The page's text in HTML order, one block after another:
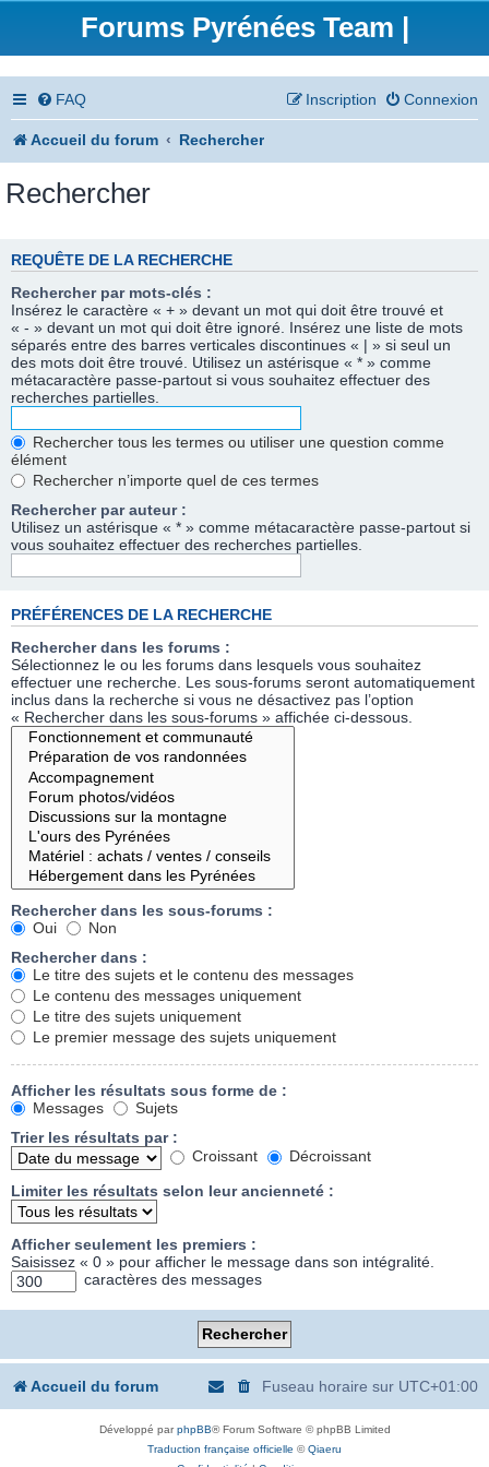
Forums Pyrénées Team |
FAQ Connexion
Inscription
Accueil du forum Rechercher
Rechercher
REQUÊTE DE LA RECHERCHE
Rechercher par mots-clés :
Insérez le caractère « + » devant un mot qui doit être trouvé et
« - » devant un mot qui doit être ignoré. Insérez une liste de mots
séparés entre des barres verticales discontinues « | » si seul un
des mots doit être trouvé. Utilisez un astérisque « * » comme
métacaractère passe-partout si vous souhaitez effectuer des
recherches partielles.
Rechercher tous les termes ou utiliser une question comme
élément
Rechercher n’importe quel de ces termes
Rechercher par auteur :
Utilisez un astérisque « * » comme métacaractère passe-partout si
vous souhaitez effectuer des recherches partielles.
PRÉFÉRENCES DE LA RECHERCHE
Rechercher dans les forums :
Sélectionnez le ou les forums dans lesquels vous souhaitez
effectuer une recherche. Les sous-forums seront automatiquement
inclus dans la recherche si vous ne désactivez pas l’option
« Rechercher dans les sous-forums » affichée ci-dessous.
Rechercher dans les sous-forums :
Oui
Non
Rechercher dans :
Le titre des sujets et le contenu des messages
Le contenu des messages uniquement
Le titre des sujets uniquement
Le premier message des sujets uniquement
Afficher les résultats sous forme de :
Messages
Sujets
Trier les résultats par :
Croissant
Décroissant
Limiter les résultats selon leur ancienneté :
Afficher seulement les premiers :
Saisissez « 0 » pour afficher le message dans son intégralité.
caractères des messages
Accueil du forum Fuseau horaire sur UTC+01:00
Développé parphpBB® Forum Software © phpBB Limited
Traduction française officielle ©Qiaeru